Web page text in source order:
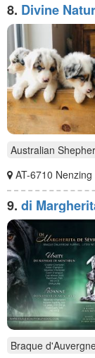
8. Divine
Australian
AT-6710 Nenzing
9. di
Braque